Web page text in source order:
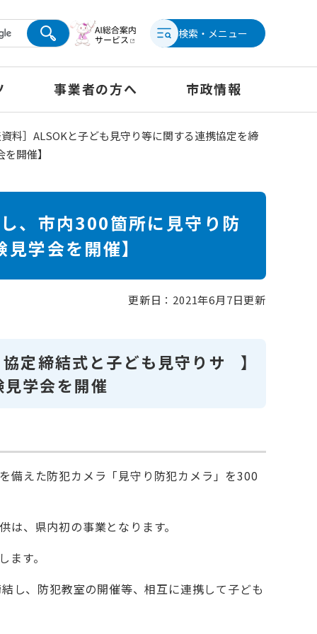
検索・メニュー
事業者の方へ 市政情報
料］ALSOKと子ども見守り等に関する連携協定を締
開催】
、市内300箇所に見守り防
学会を開催】
更新日：2021年6月7日更新
定締結式と子ども見守りサ
学会を開催
】
えた防犯カメラ「見守り防犯カメラ」を300
、県内初の事業となります。
す。
し、防犯教室の開催等、相互に連携して子ども